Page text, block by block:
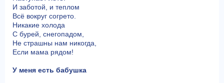
И заботой, и теплом
Всё вокруг согрето.
Никакие холода
С бурей, снегопадом,
Не страшны нам никогда,
Если мама рядом!
У меня есть бабушка